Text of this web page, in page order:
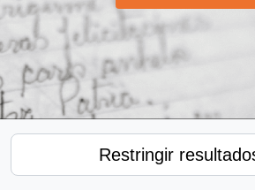
Restringir